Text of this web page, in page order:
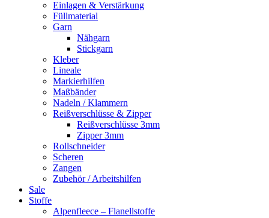
Einlagen & Verstärkung
Füllmaterial
Garn
Nähgarn
Stickgarn
Kleber
Lineale
Markierhilfen
Maßbänder
Nadeln / Klammern
Reißverschlüsse & Zipper
Reißverschlüsse 3mm
Zipper 3mm
Rollschneider
Scheren
Zangen
Zubehör / Arbeitshilfen
Sale
Stoffe
Alpenfleece – Flanellstoffe